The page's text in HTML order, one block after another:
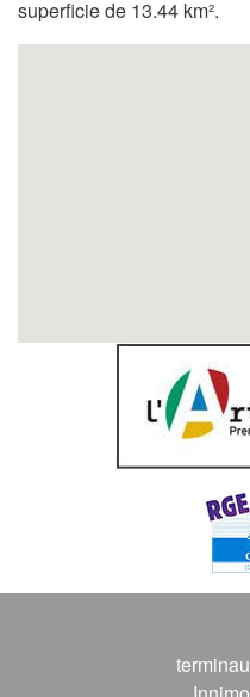
superficie de 13.44 km².